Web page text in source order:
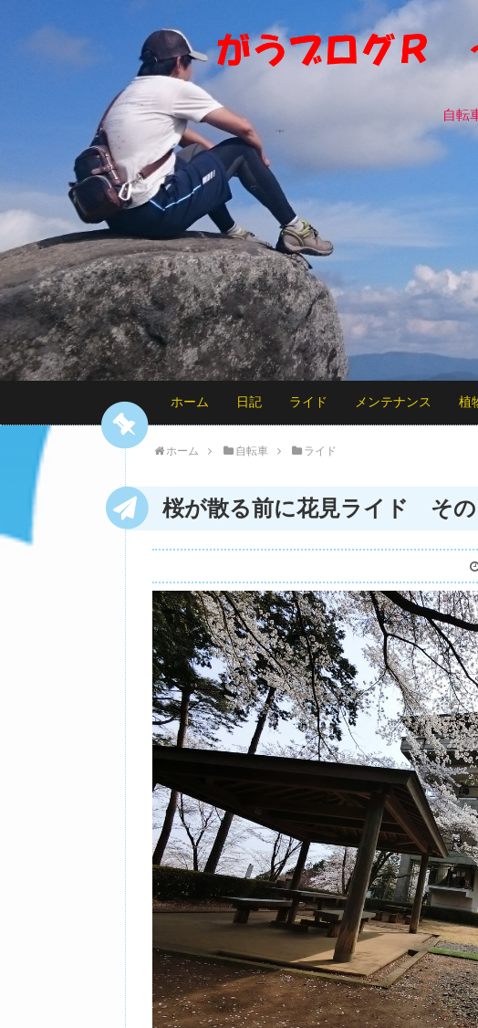
自転
ホーム 日記 ライド メンテナンス 植
ホーム 自転車 ライド
桜が散る前に花見ライド そ